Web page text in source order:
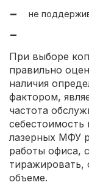
простая
выбор
оттисков);
лоток на 550
установки до
не
При выборе
правильно
наличия
фактором,
частота
себестоимость
лазерных МФУ
работы офиса,
тиражировать,
объеме.